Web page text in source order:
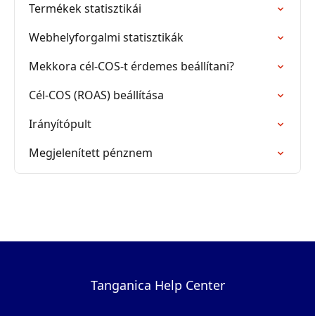
Termékek statisztikái
Webhelyforgalmi statisztikák
Mekkora cél-COS-t érdemes beállítani?
Cél-COS (ROAS) beállítása
Irányítópult
Megjelenített pénznem
Tanganica Help Center